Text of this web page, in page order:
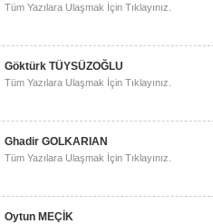
Tüm Yazılara Ulaşmak İçin Tıklayınız.
Göktürk TÜYSÜZOĞLU
Tüm Yazılara Ulaşmak İçin Tıklayınız.
Ghadir GOLKARIAN
Tüm Yazılara Ulaşmak İçin Tıklayınız.
Oytun MEÇİK